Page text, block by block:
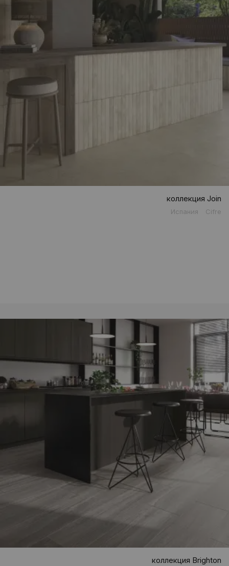
коллекция Join
Испания Cifre
коллекция Brighton